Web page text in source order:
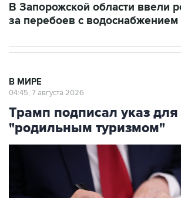
В Запорожской области ввели
за перебоев с водоснабжением
В МИРЕ
04:45, 7 августа 2026
Трамп подписал указ
"родильным туризмом"